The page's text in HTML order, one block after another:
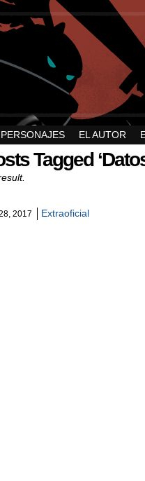
PERSONAJES EL AUTOR
Tagged
2017 Extraoficial